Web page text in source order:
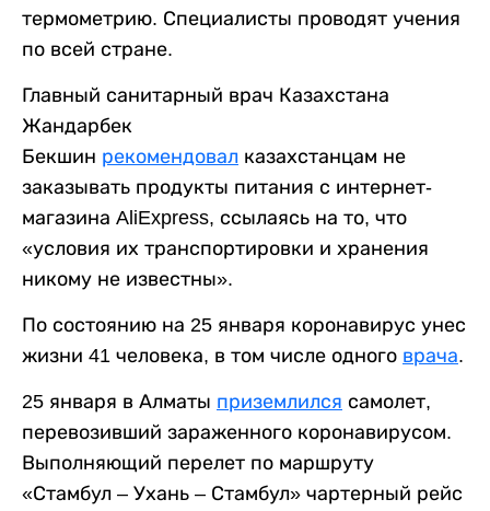
термометрию. Специалисты проводят учения
по всей стране.
Главный санитарный врач Казахстана
Жандарбек
Бекшин рекомендовал казахстанцам не
заказывать продукты питания с интернет-
магазина AliExpress, ссылаясь на то, что
«условия их транспортировки и хранения
никому не известны».
По состоянию на 25 января коронавирус унес
жизни 41 человека, в том числе одного врача.
25 января в Алматы приземлился самолет,
перевозивший зараженного коронавирусом.
Выполняющий перелет по маршруту
«Стамбул – Ухань – Стамбул» чартерный рейс